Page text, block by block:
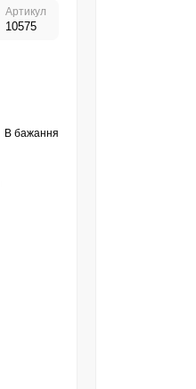
Артикул
10575
В бажання